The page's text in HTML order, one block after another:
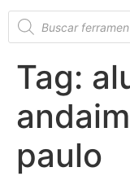
Tag:
paulo